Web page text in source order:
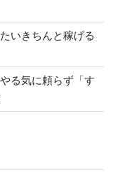
いきちんと稼げる
る気に頼らず「す